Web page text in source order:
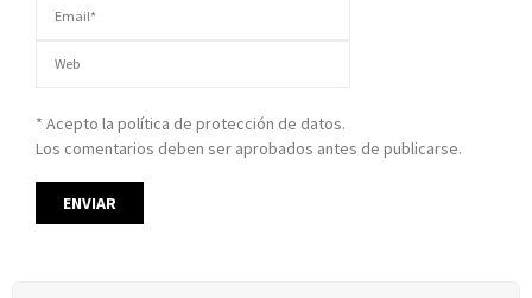
* Acepto la política de protección de datos.
Los comentarios deben ser aprobados antes de publicarse.